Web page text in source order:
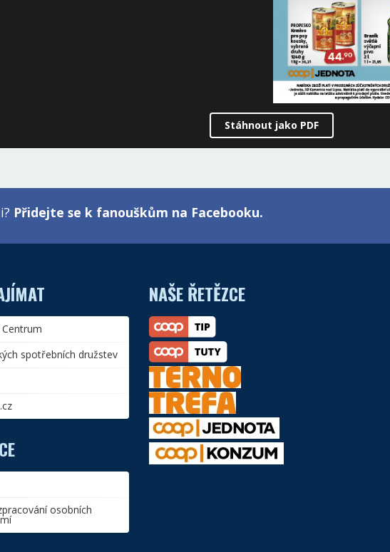
Stáhnout jako PDF
Přidejte se k fanouškům na Facebooku.
spotřebních družstev
osobních
NAŠE ŘETĚZCE